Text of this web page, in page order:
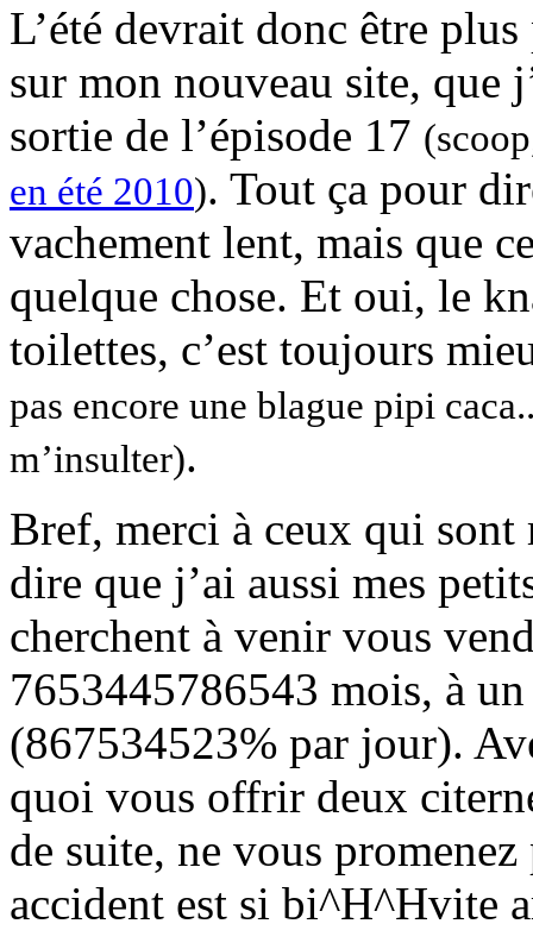
L’été devrait donc être
sur mon nouveau site, que
sortie de l’épisode 17
en été 2010). Tout ça pour
vachement lent, mais que
quelque chose. Et oui, le
toilettes, c’est toujours
pas encore une blague pipi
m’insulter).
Bref, merci à ceux qui sont
dire que j’ai aussi mes
cherchent à venir vous
7653445786543 mois, à
(867534523% par jour).
quoi vous offrir deux
de suite, ne vous
accident est si bi^H^Hvite